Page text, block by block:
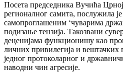
Посета председника Вучића
регионалног самита, послужила
самопроглашеним ‘чуварима
подизање тензија. Такозвани
деценијама функционишу као
личних привилегија и вештачких
једног протоколарног и
наводни чин агресије.